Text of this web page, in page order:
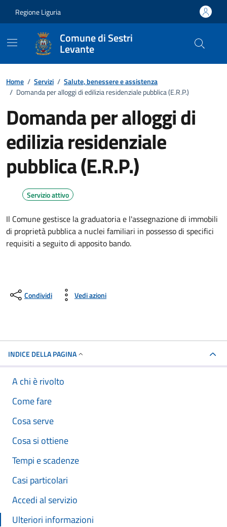
Regione Liguria
Comune di Sestri
Levante
Home / Servizi / Salute, benessere e assistenza
/ Domanda per alloggi di edilizia residenziale pubblica (E.R.P.)
Domanda per alloggi di
edilizia residenziale
pubblica (E.R.P.)
Servizio attivo
Il Comune gestisce la graduatoria e l'assegnazione di immobili
di proprietà pubblica a nuclei familiari in possesso di specifici
requisiti a seguito di apposito bando.
Condividi Vedi azioni
INDICE DELLA PAGINA
A chi è rivolto
Come fare
Cosa serve
Cosa si ottiene
Tempi e scadenze
Casi particolari
Accedi al servizio
Ulteriori informazioni